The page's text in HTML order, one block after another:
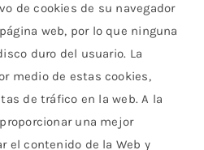
de cookies de su navegador
web, por lo que ninguna
duro del usuario. La
medio de estas cookies,
de tráfico en la web. A la
una mejor
el contenido de la Web y